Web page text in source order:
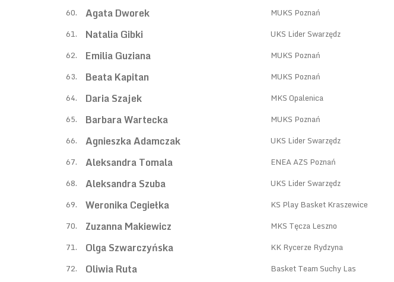
60.
Agata Dworek MUKS Poznań
61.
Natalia Gibki UKS Lider Swarzędz
62.
Emilia Guziana MUKS Poznań
63.
Beata Kapitan MUKS Poznań
64.
Daria Szajek MKS Opalenica
65.
Barbara Wartecka MUKS Poznań
66.
Agnieszka Adamczak UKS Lider Swarzędz
67.
Aleksandra Tomala ENEA AZS Poznań
68.
Aleksandra Szuba UKS Lider Swarzędz
69.
Weronika Cegiełka KS Play Basket Kraszewice
70.
Zuzanna Makiewicz MKS Tęcza Leszno
71.
Olga Szwarczyńska KK Rycerze Rydzyna
72.
Oliwia Ruta Basket Team Suchy Las